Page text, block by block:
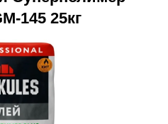
145 25кг